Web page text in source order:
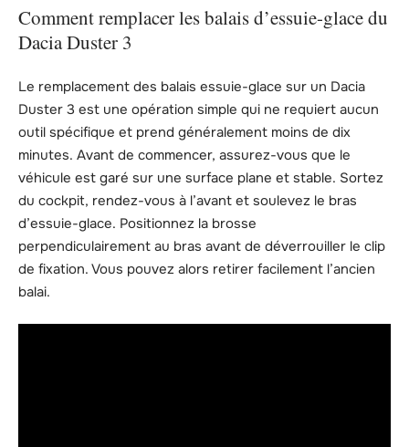
Comment remplacer les balais d’essuie-glace du
Dacia Duster 3
Le remplacement des balais essuie-glace sur un Dacia
Duster 3 est une opération simple qui ne requiert aucun
outil spécifique et prend généralement moins de dix
minutes. Avant de commencer, assurez-vous que le
véhicule est garé sur une surface plane et stable. Sortez
du cockpit, rendez-vous à l’avant et soulevez le bras
d’essuie-glace. Positionnez la brosse
perpendiculairement au bras avant de déverrouiller le clip
de fixation. Vous pouvez alors retirer facilement l’ancien
balai.